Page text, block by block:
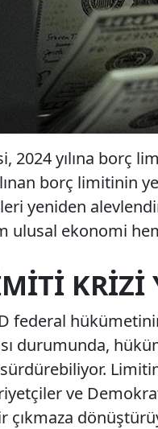
2024 yılına borç
borç limitinin
yeniden
ulusal ekonomi
KRIZI
federal
durumunda,
ve
çıkmaza